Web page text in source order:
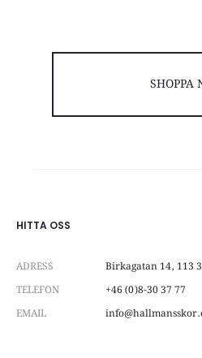
SHOPPA
HITTA OSS
ADRESS
Birkagatan 14, 113
TELEFON
+46 (0)8-30 37 77
EMAIL